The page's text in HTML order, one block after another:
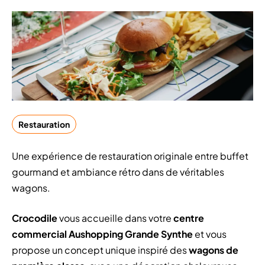
Restauration
Une expérience de restauration originale entre buffet
gourmand et ambiance rétro dans de véritables
wagons.
Crocodilevous accueille dans votrecentre
commercial Aushopping Grande Syntheet vous
propose un concept unique inspiré deswagons de